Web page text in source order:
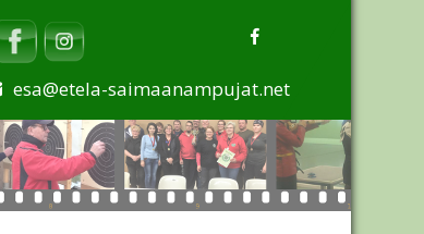
esa@etela-saimaanampujat.net